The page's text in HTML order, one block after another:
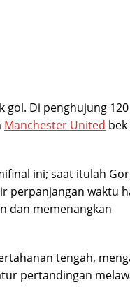
gol. Di penghujung
Manchester United
ini; saat itulah
perpanjangan waktu
dan memenangkan
tengah,
pertandingan